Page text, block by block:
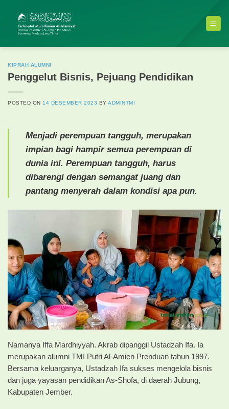
content
KIPRAH ALUMNI
Penggelut Bisnis, Pejuang Pendidikan
POSTED ON 14 DESEMBER 2023 BYADMINTMI
Menjadi perempuan tangguh, merupakan
impian bagi hampir semua perempuan di
dunia ini. Perempuan tangguh, harus
dibarengi dengan semangat juang dan
pantang menyerah dalam kondisi apa pun.
Namanya Iffa Mardhiyyah. Akrab dipanggil Ustadzah Ifa. Ia
merupakan alumni TMI Putri Al-Amien Prenduan tahun 1997.
Bersama keluarganya, Ustadzah Ifa sukses mengelola bisnis
dan juga yayasan pendidikan As-Shofa, di daerah Jubung,
Kabupaten Jember.